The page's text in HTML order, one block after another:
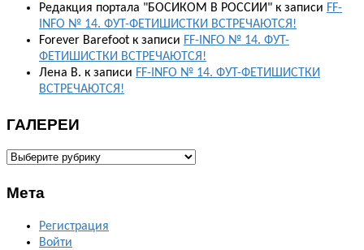
Редакция портала "БОСИКОМ В РОССИИ" к записи FF-
INFO № 14. ФУТ-ФЕТИШИСТКИ ВСТРЕЧАЮТСЯ!
Forever Barefoot к записи FF-INFO № 14. ФУТ-
ФЕТИШИСТКИ ВСТРЕЧАЮТСЯ!
Лена В. к записи FF-INFO № 14. ФУТ-ФЕТИШИСТКИ
ВСТРЕЧАЮТСЯ!
ГАЛЕРЕИ
ГАЛЕРЕИ
Мета
Регистрация
Войти